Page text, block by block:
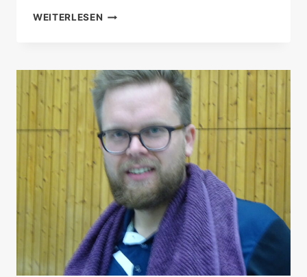
WEITERLESEN INTERNATIONALES
HANNES
SCHUBERT
IM
WETTKAMPFMODUS
FÜR
DIE
DEUTSCHEN
MEISTERSCHAFTEN